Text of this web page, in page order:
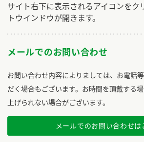
サイト右下に表示されるアイコンをク
トウインドウが開きます。
メールでのお問い合わせ
お問い合わせ内容によりましては、お電話
だく場合もございます。お時間を頂戴する
上げられない場合がございます。
メールでのお問い合わせは